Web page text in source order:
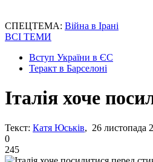
СПЕЦТЕМА: Війна в Ірані
ВСІ ТЕМИ
Вступ України в ЄС
Теракт в Барселоні
Італія хоче
Текст: Катя Юськів, 26 листопада
0
245